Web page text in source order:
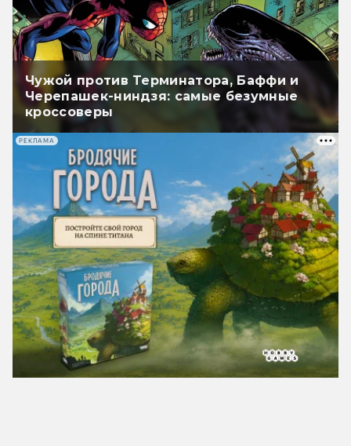
Чужой против Терминатора, Баффи и
Черепашек-ниндзя: самые безумные
кроссоверы
РЕКЛАМА